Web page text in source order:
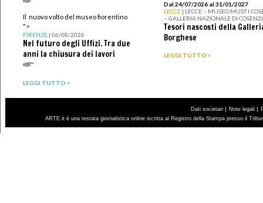
Il nuovo volto del museo fiorentino
">
FIRENZE| 06/08/2026
Nel futuro degli Uffizi. Tra due
anni la chiusura dei lavori
LEGGI TUTTO >
Dal 24/07/2026 al 31/01/2027
LECCE | LECCE – MUSEO MUST I
– GALLERIA NAZIONALE DI
Tesori nascosti della
Borghese
LEGGI TUTTO >
Dati societari Note legali
ARTE.it è una testata giornalistica online iscritta al Registro della Stampa presso il